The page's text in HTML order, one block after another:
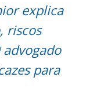
explica
riscos
para